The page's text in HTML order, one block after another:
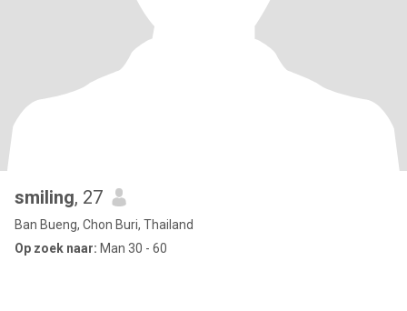
smiling, 27
Ban Bueng, Chon Buri, Thailand
Op zoek naar: Man 30 - 60